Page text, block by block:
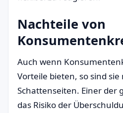
Nachteile von
Auch wenn
Vorteile bieten, so sind
Schattenseiten. Einer der
das Risiko der